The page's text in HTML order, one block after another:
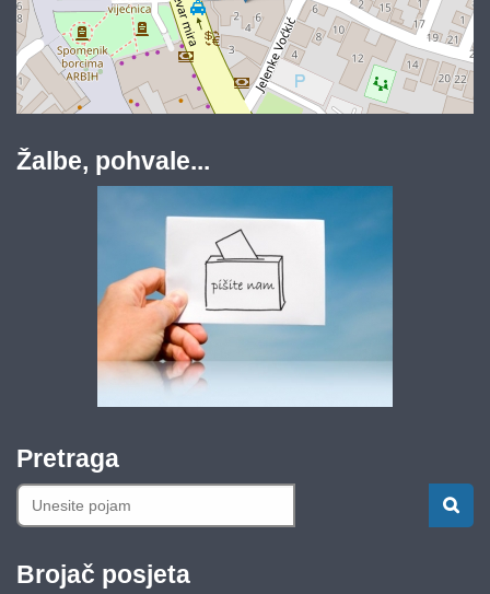
Žalbe, pohvale...
Pretraga
Brojač posjeta